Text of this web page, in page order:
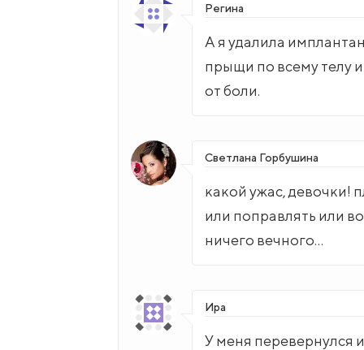
Регина
А я удалила
прыщи по всему телу и
от боли.
Светлана Горбушина
какой ужас, девочки!
или поправлять или
ничего вечного…
Ира
У меня перевернулся